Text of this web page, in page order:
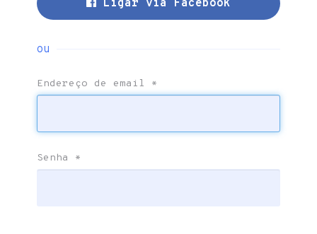
Ligar via Facebook
ou
Endereço de email *
Senha *